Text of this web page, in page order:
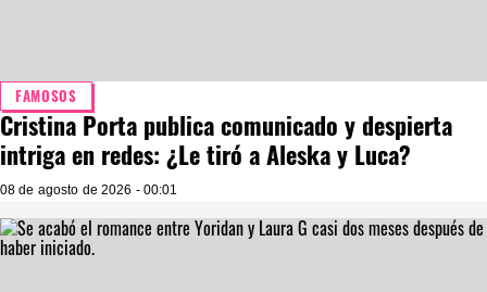
FAMOSOS
Cristina Porta publica comunicado y despierta
intriga en redes: ¿Le tiró a Aleska y Luca?
08 de agosto de 2026 - 00:01